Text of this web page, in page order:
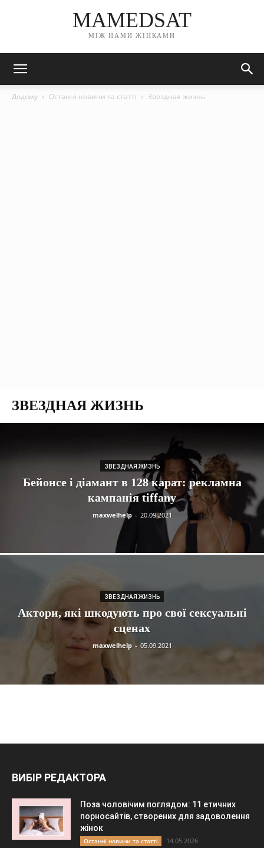
MAMEDSAT
МІЖ НАМИ ЖІНКАМИ
Додому Останні новини та статті Звездная жизнь
ЗВЕЗДНАЯ ЖИЗНЬ
ЗВЕЗДНАЯ ЖИЗНЬ
Бейонсе і діамант в 128 карат: рекламна
кампанія tiffany
maxwelhelp - 20.09.2021
ЗВЕЗДНАЯ ЖИЗНЬ
Актори, які шкодують про свої сексуальні
сценах
maxwelhelp - 05.09.2021
ВИБІР РЕДАКТОРА
Поза чоловічим поглядом: 11 етичних
порносайтів, створених для задоволення
жінок
Останні новини та статті 14.05.2026